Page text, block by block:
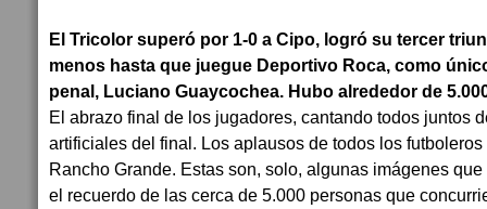
El Tricolor superó por 1-0 a Cipo, logró su tercer
menos hasta que juegue Deportivo Roca, como
penal, Luciano Guaycochea. Hubo alrededor de
El abrazo final de los jugadores, cantando todos juntos
artificiales del final. Los aplausos de todos los
Rancho Grande. Estas son, solo, algunas imágenes
el recuerdo de las cerca de 5.000 personas que